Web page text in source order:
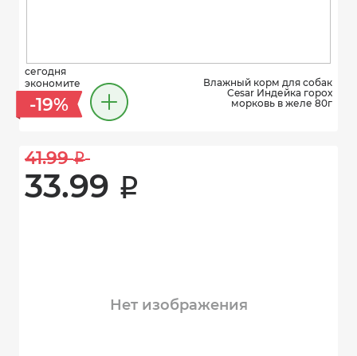
сегодня
экономите
-19%
Влажный корм для собак
Cesar Индейка горох
морковь в желе 80г
41.99 i
33.99 i
Нет изображения